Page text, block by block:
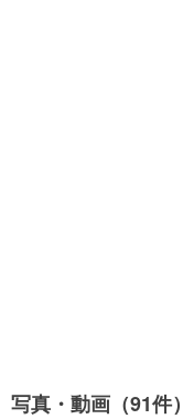
写真・動画（91件）